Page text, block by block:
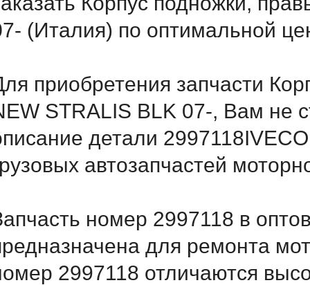
(Италия) по оптимальной
приобретения запчасти
STRALIS BLK 07-, Вам не
детали
автозапчастей
номер 2997118 в
для ремонта
2997118 отличаются